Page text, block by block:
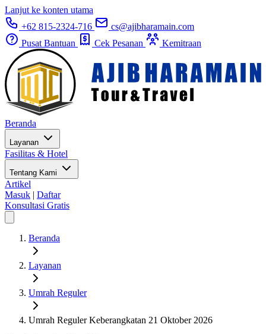
Lanjut ke konten utama
+62 815-2324-716
cs@ajibharamain.com
Pusat Bantuan
Cek Pesanan Kemitraan
Beranda
Layanan
Fasilitas & Hotel
Tentang Kami
Artikel
Masuk | Daftar
Konsultasi Gratis
Beranda
Layanan
Umrah Reguler
Umrah Reguler Keberangkatan 21 Oktober 2026